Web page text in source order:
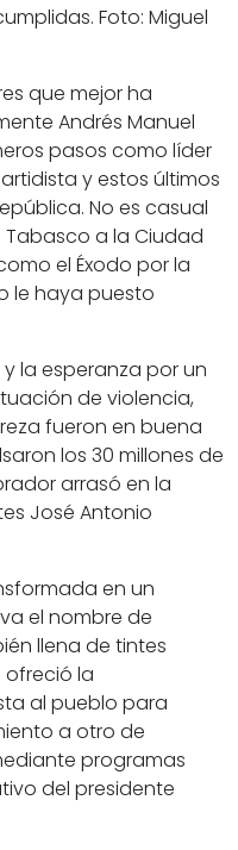
Foto: Miguel
que mejor ha
Andrés Manuel
pasos como líder
y estos últimos
No es casual
a la Ciudad
el Éxodo por la
le haya puesto
y la esperanza por un
de violencia,
fueron en buena
los 30 millones de
arrasó en la
José Antonio
en un
el nombre de
llena de tintes
ofreció la
al pueblo para
a otro de
programas
del presidente